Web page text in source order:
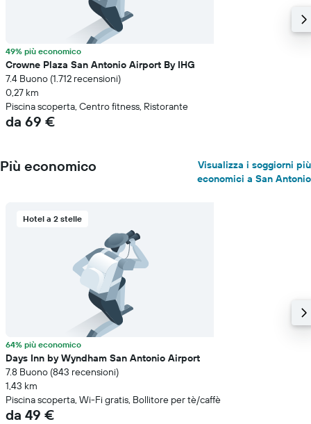
49% più economico
Crowne Plaza San Antonio Airport By IHG
7.4 Buono (1.712 recensioni)
0,27 km
Piscina scoperta, Centro fitness, Ristorante
da 69 €
Più economico
Visualizza i soggiorni più
economici a San Antonio
Hotel a 2 stelle
64% più economico
Days Inn by Wyndham San Antonio Airport
7.8 Buono (843 recensioni)
1,43 km
Piscina scoperta, Wi-Fi gratis, Bollitore per tè/caffè
da 49 €